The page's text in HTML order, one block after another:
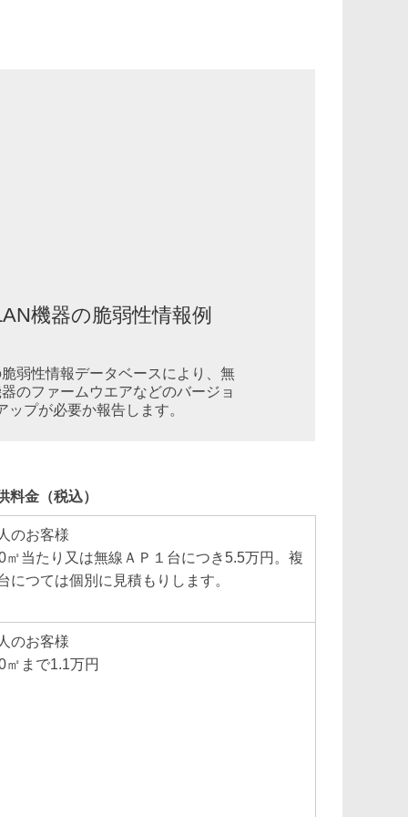
機器の脆弱性情報例
弱性情報データベースにより、無
のファームウエアなどのバージョ
ップが必要か報告します。
料金（税込）
のお客様
㎡当たり又は無線ＡＰ１台につき5.5万円。複
につては個別に見積もりします。
のお客様
㎡まで1.1万円